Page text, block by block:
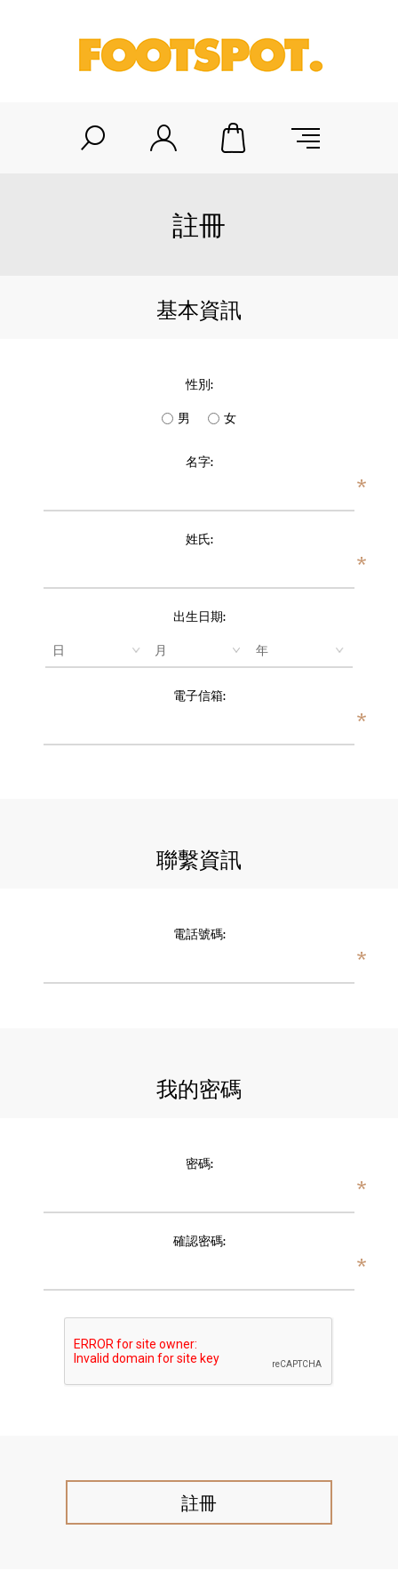
註冊
基本資訊
性別:
男
女
名字:
*
姓氏:
*
出生日期:
電子信箱:
*
聯繫資訊
電話號碼:
*
我的密碼
密碼:
*
確認密碼:
*